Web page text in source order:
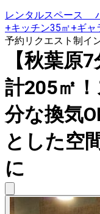
レンタルスペース
+キッチン35㎡+ギャ
予約リクエスト制イ
【秋葉原
計205㎡
分な換気
とした空
に